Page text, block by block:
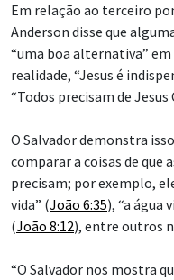
Em relação ao terceiro
Anderson disse que
“uma boa alternativa” em
realidade, “Jesus é
“Todos precisam de Jesus
O Salvador demonstra
comparar a coisas de que
precisam; por exemplo,
vida” (João 6:35), “a água
(João 8:12), entre outros
“O Salvador nos mostra